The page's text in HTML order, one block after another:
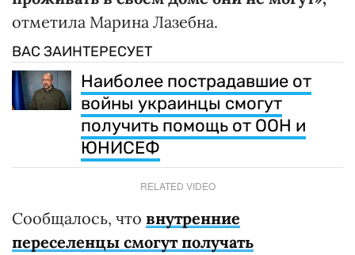
отметила Марина Лазебна.
ВАС ЗАИНТЕРЕСУЕТ
Наиболее пострадавшие от
войны украинцы смогут
получить помощь от ООН и
ЮНИСЕФ
RELATED VIDEO
Сообщалось, что внутренние
переселенцы смогут получать